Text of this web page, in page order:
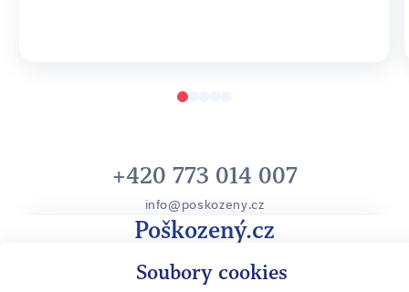
+420 773 014 007
info@poskozeny.cz
Poškozený.cz
se sídlem v Olomouci a Praze, Praha
Soubory cookies